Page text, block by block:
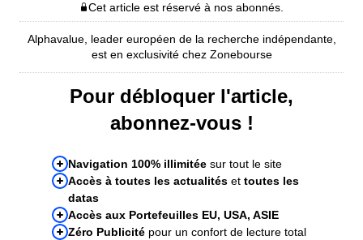
Cet article est réservé à nos abonnés.
Alphavalue, leader européen de la recherche indépendante,
est en exclusivité chez Zonebourse
Pour débloquer l'article,
abonnez-vous !
Navigation 100% illimitée sur tout le site
Accès à toutes les actualités et toutes les
datas
Accès aux Portefeuilles EU, USA, ASIE
Zéro Publicité pour un confort de lecture total